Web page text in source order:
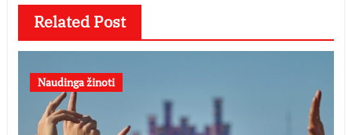
Related Post
Naudinga žinoti